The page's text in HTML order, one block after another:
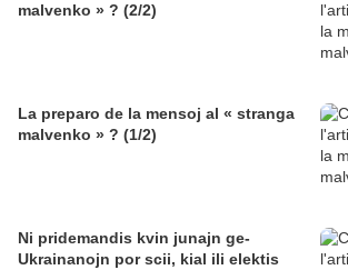
malvenko » ? (2/2)
La preparo de la mensoj al « stranga
malvenko » ? (1/2)
Ni pridemandis kvin junajn ge-
Ukrainanojn por scii, kial ili elektis